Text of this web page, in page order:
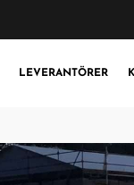
LEVERANTÖRER